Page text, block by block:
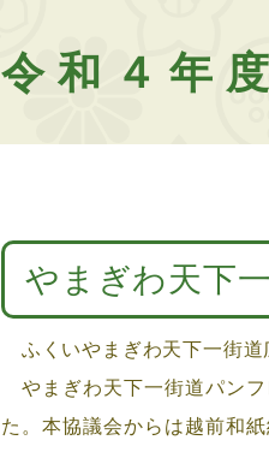
令和４年
やまぎわ天下
ふくいやまぎわ天下一街道
やまぎわ天下一街道パンフ
た。本協議会からは越前和